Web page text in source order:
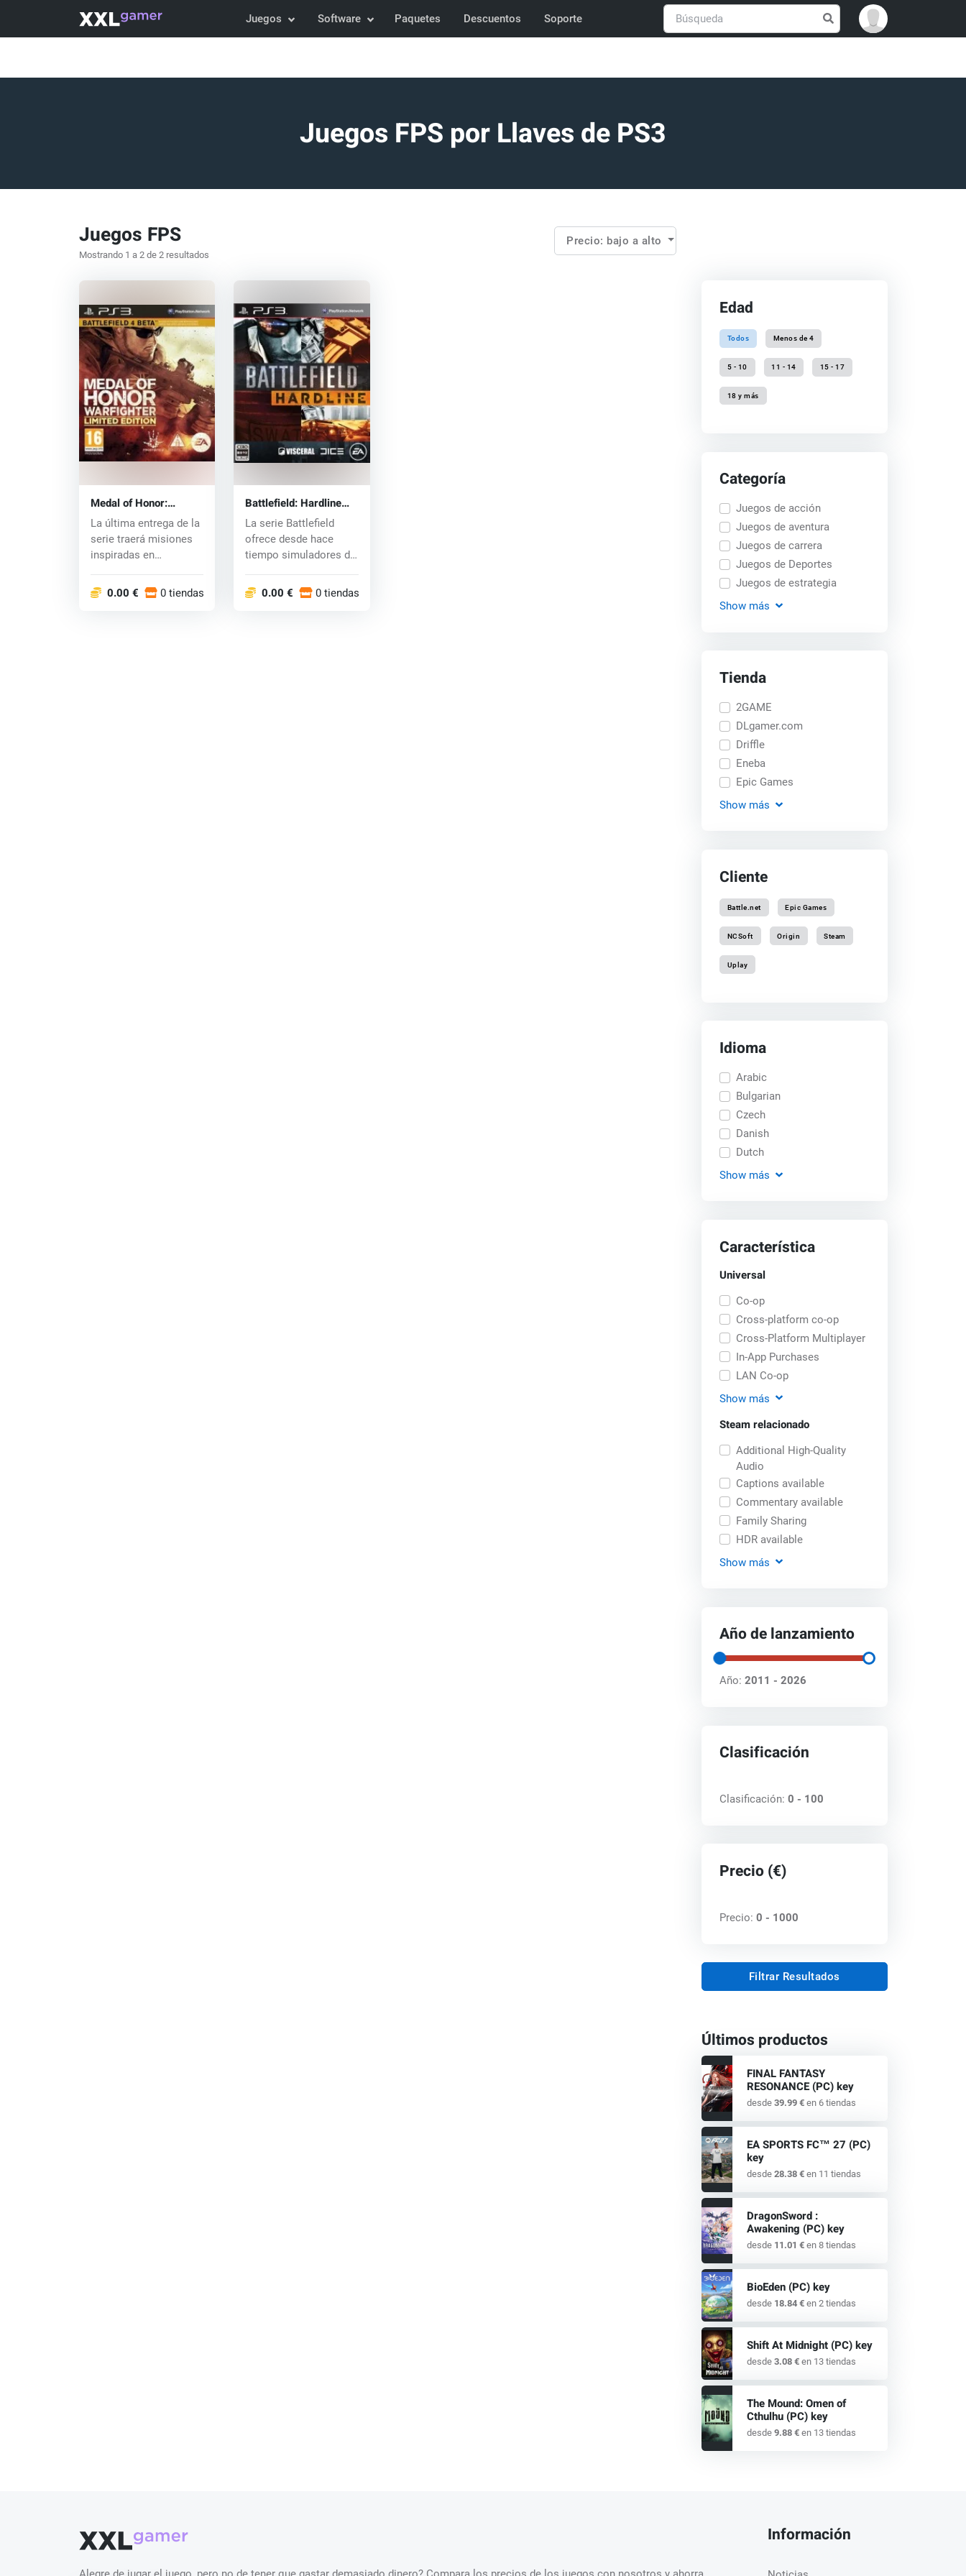
Juegos Software Paquetes Descuentos Soporte
Juegos FPS por Llaves de PS3
Juegos FPS
Mostrando 1 a 2 de 2 resultados
Precio: bajo a alto
Medal of Honor:
Warfighter (PS3) key
La última entrega de la
serie traerá misiones
inspiradas en
0.00 € 0 tiendas
Battlefield: Hardline
(PS3) key
La serie Battlefield
ofrece desde hace
tiempo simuladores de
0.00 € 0 tiendas
Edad
Todos Menos de 4
5 - 10 11 - 14 15 - 17
18 y más
Categoría
Juegos de acción
Juegos de aventura
Juegos de carrera
Juegos de Deportes
Juegos de estrategia
Show más
Tienda
2GAME
DLgamer.com
Driffle
Eneba
Epic Games
Show más
Cliente
Battle.net Epic Games
NCSoft Origin Steam
Uplay
Idioma
Arabic
Bulgarian
Czech
Danish
Dutch
Show más
Característica
Universal
Co-op
Cross-platform co-op
Cross-Platform Multiplayer
In-App Purchases
LAN Co-op
Show más
Steam relacionado
Additional High-Quality
Audio
Captions available
Commentary available
Family Sharing
HDR available
Show más
Año de lanzamiento
Año:2011 - 2026
Clasificación
Clasificación:0 - 100
Precio (€)
Precio:0 - 1000
Filtrar Resultados
Últimos productos
FINAL FANTASY
RESONANCE (PC) key
desde 39.99 €en 6 tiendas
EA SPORTS FC™ 27 (PC)
key
desde 28.38 €en 11 tiendas
DragonSword :
Awakening (PC) key
desde 11.01 €en 8 tiendas
BioEden (PC) key
desde 18.84 €en 2 tiendas
Shift At Midnight (PC) key
desde 3.08 €en 13 tiendas
The Mound: Omen of
Cthulhu (PC) key
desde 9.88 €en 13 tiendas
Información